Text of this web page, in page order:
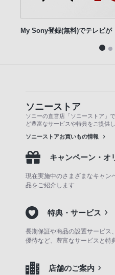
My Sony登録(無料)でテレビが
ソニーストア
ソニーの直営店「ソニーストア」
ど豊富なサービスや特典をご提供し
ソニーストアお買いもの情報
キャンペーン・オ
現在実施中のさまざまなキャン
品をご紹介します
特典・サービス
長期保証や商品の設置サービス
優待など、豊富なサービスと特
店舗のご案内